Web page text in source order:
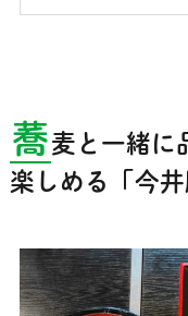
蕎麦と一緒に
楽しめる「今井